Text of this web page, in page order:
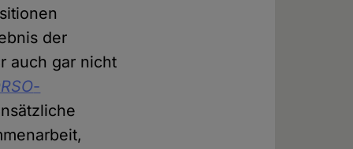
der
auch gar nicht
-